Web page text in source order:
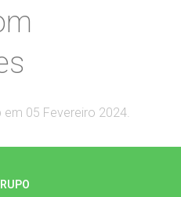
em 05 Fevereiro 2024.